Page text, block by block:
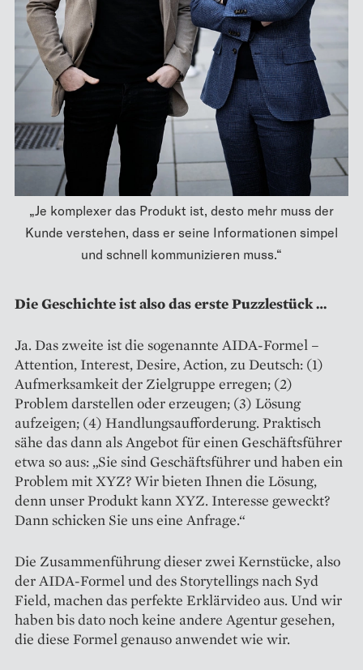
„Je komplexer das Produkt ist, desto mehr muss der
Kunde verstehen, dass er seine Informationen simpel
und schnell kommunizieren muss.“
Die Geschichte ist also das erste Puzzlestück …
Ja. Das zweite ist die sogenannte AIDA-Formel –
Attention, Interest, Desire, Action, zu Deutsch: (1)
Aufmerksamkeit der Zielgruppe erregen; (2)
Problem darstellen oder erzeugen; (3) Lösung
aufzeigen; (4) Handlungs­aufforderung. Praktisch
sähe das dann als Angebot für einen Geschäftsführer
etwa so aus: „Sie sind Geschäftsführer und haben ein
Problem mit XYZ? Wir bieten Ihnen die Lösung,
denn unser Produkt kann XYZ. Interesse geweckt?
Dann schicken Sie uns eine Anfrage.“
Die Zusammenführung dieser zwei Kernstücke, also
der AIDA-Formel und des Storytellings nach Syd
Field, machen das perfekte Erklärvideo aus. Und wir
haben bis dato noch keine andere Agentur gesehen,
die diese Formel genauso anwendet wie wir.